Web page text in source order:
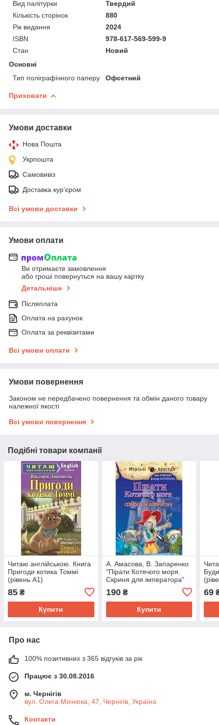
Вид палітурки
Твердий
Кількість сторінок
880
Рік видання
2024
ISBN
978-617-569-599-9
Стан
Новий
Основні
Тип поліграфічного паперу
Офсетний
Приховати
Умови доставки
Нова Пошта
Укрпошта
Самовивіз
Доставка кур'єром
Всі умови доставки
Умови оплати
Ви отримаєте замовлення
або гроші повернуться на вашу картку
Детальніше
Післяплата
Оплата на рахунок
Оплата за реквізитами
Всі умови оплати
Умови повернення
Законом не передбачено повернення та обмін даного товару
належної якості
Всі умови повернення
Подібні товари компанії
Читаю англійською. Книга
Пригоди котика Томмі
(рівень А1)
85 ₴
Купити
А. Амасова, В. Запаренко
"Пірати Котячого моря.
Скриня для імператора"
190₴
Купити
69
Про нас
100% позитивних з 365 відгуків за рік
Працює з 30.08.2016
м. Чернігів
вул. Олега Міхнюка, 47, Чернігів, Україна
Контакти